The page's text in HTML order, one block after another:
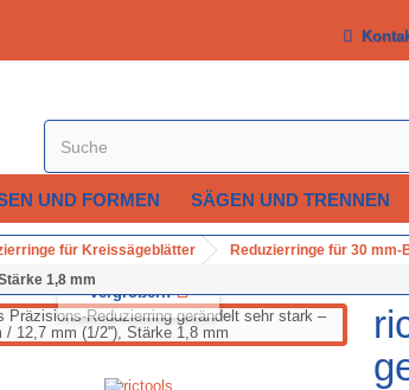
UND FORMEN SÄGEN UND TRENNEN
für Kreissägeblätter Reduzierringe für 30 mm-
1,8 mm
Vergrößern